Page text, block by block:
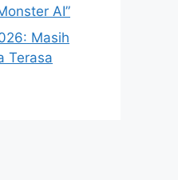
AI”
Masih
Terasa